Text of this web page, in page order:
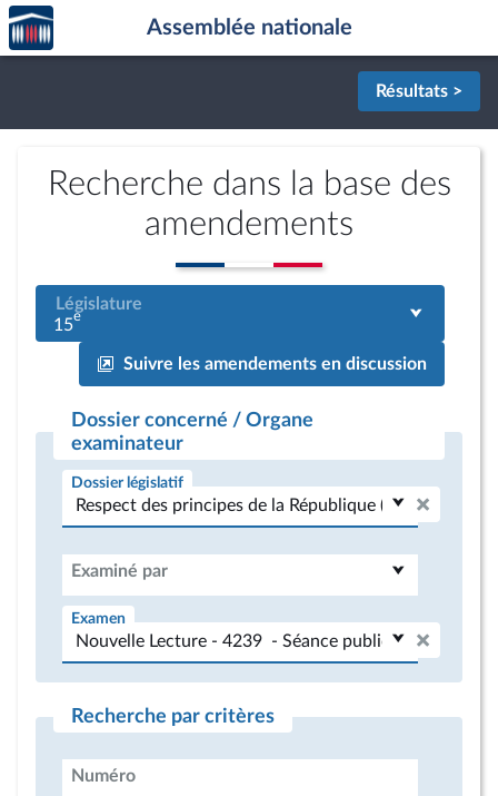
Aller au contenu
Aller en bas de la page
Accèder
à la
page
Assemblée nationale
Résultats >
Recherche dans la base des
amendements
Législature
15e
Suivre les amendements en discussion
Dossier concerné / Organe
examinateur
Dossier législatif
Examiné par
Examen
Recherche par critères
Numéro